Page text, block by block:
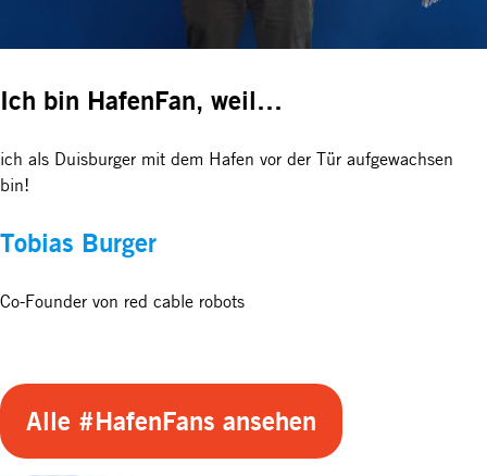
Ich bin HafenFan, weil…
ich als Duisburger mit dem Hafen vor der Tür aufgewachsen
bin!
Tobias Burger
Co-Founder von red cable robots
Alle #HafenFans ansehen